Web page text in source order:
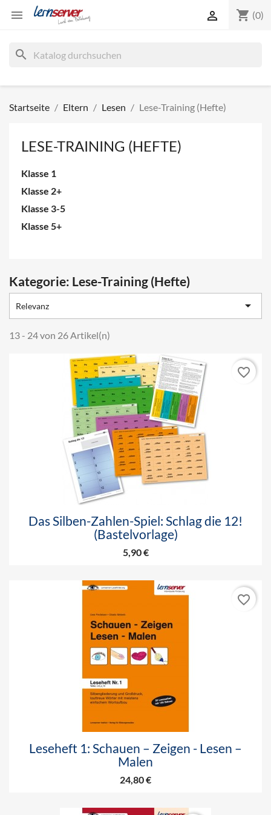
 shopping_cart (0)

search
Startseite Eltern Lesen Lese-Training (Hefte)
LESE-TRAINING (HEFTE)
Klasse 1
Klasse 2+
Klasse 3-5
Klasse 5+
Kategorie: Lese-Training (Hefte)
Relevanz 
13 - 24 von 26 Artikel(n)
Das Silben-Zahlen-Spiel: Schlag die 12!
(Bastelvorlage)
5,90 €
favorite_border
Leseheft 1: Schauen – Zeigen - Lesen –
Malen
24,80 €
favorite_border